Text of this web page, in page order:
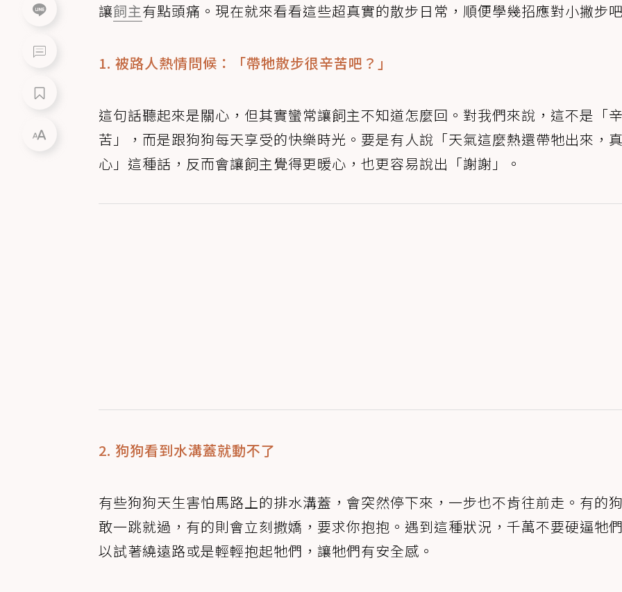
讓飼主有點頭痛。現在就來看看這些超真實的散步日常，順便學幾招應對小撇步吧
1. 被路人熱情問候：「帶牠散步很辛苦吧？」
這句話聽起來是關心，但其實蠻常讓飼主不知道怎麼回。對我們來說，這不是「辛
苦」，而是跟狗狗每天享受的快樂時光。要是有人說「天氣這麼熱還帶牠出來，
心」這種話，反而會讓飼主覺得更暖心，也更容易說出「謝謝」。
2. 狗狗看到水溝蓋就動不了
有些狗狗天生害怕馬路上的排水溝蓋，會突然停下來，一步也不肯往前走。有的
敢一跳就過，有的則會立刻撒嬌，要求你抱抱。遇到這種狀況，千萬不要硬逼牠
以試著繞遠路或是輕輕抱起牠們，讓牠們有安全感。